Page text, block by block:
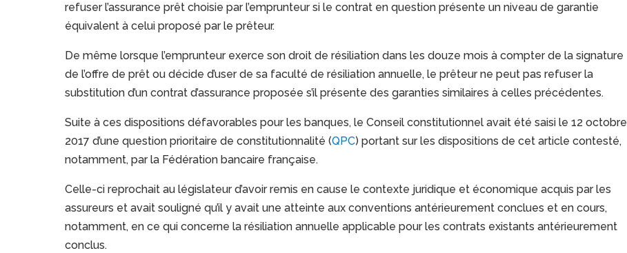
refuser l’assurance prêt choisie par l’emprunteur si le contrat en question présente un niveau de garantie
équivalent à celui proposé par le prêteur.
De même lorsque l’emprunteur exerce son droit de résiliation dans les douze mois à compter de la signature
de l’offre de prêt ou décide d’user de sa faculté de résiliation annuelle, le prêteur ne peut pas refuser la
substitution d’un contrat d’assurance proposée s’il présente des garanties similaires à celles précédentes.
Suite à ces dispositions défavorables pour les banques, le Conseil constitutionnel avait été saisi le 12 octobre
2017 d’une question prioritaire de constitutionnalité (QPC) portant sur les dispositions de cet article contesté,
notamment, par la Fédération bancaire française.
Celle-ci reprochait au législateur d’avoir remis en cause le contexte juridique et économique acquis par les
assureurs et avait souligné qu’il y avait une atteinte aux conventions antérieurement conclues et en cours,
notamment, en ce qui concerne la résiliation annuelle applicable pour les contrats existants antérieurement
conclus.